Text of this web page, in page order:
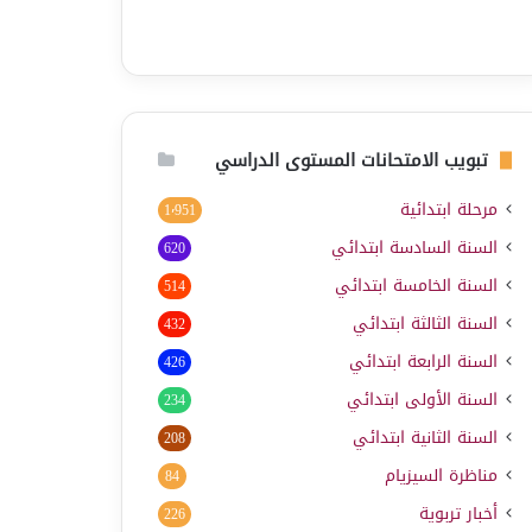
تبويب الامتحانات المستوى الدراسي
مرحلة ابتدائية 1٬951
السنة السادسة ابتدائي 620
السنة الخامسة ابتدائي 514
السنة الثالثة ابتدائي 432
السنة الرابعة ابتدائي 426
السنة الأولى ابتدائي 234
السنة الثانية ابتدائي 208
مناظرة السيزيام 84
أخبار تربوية 226